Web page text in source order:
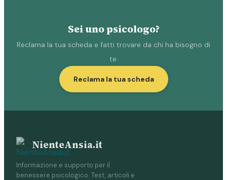
Sei uno psicologo?
Reclama la tua scheda e fatti trovare da chi ha bisogno di
te.
Reclama la tua scheda
NienteAnsia.it
Informazione e supporto per il
benessere psicologico. Test, articoli e